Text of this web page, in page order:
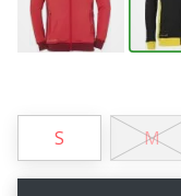
25. 11. 2024
Γίνετε
πρεσβευτής
S M